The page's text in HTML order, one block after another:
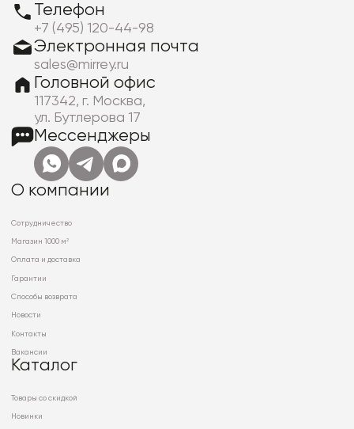
Телефон
+7 (495) 120-44-98
Электронная почта
sales@mirrey.ru
Головной офис
117342, г. Москва,
ул. Бутлерова 17
Мессенджеры
О компании
Сотрудничество
Магазин 1000 м²
Оплата и доставка
Гарантии
Способы возврата
Новости
Контакты
Вакансии
Каталог
Товары со скидкой
Новинки